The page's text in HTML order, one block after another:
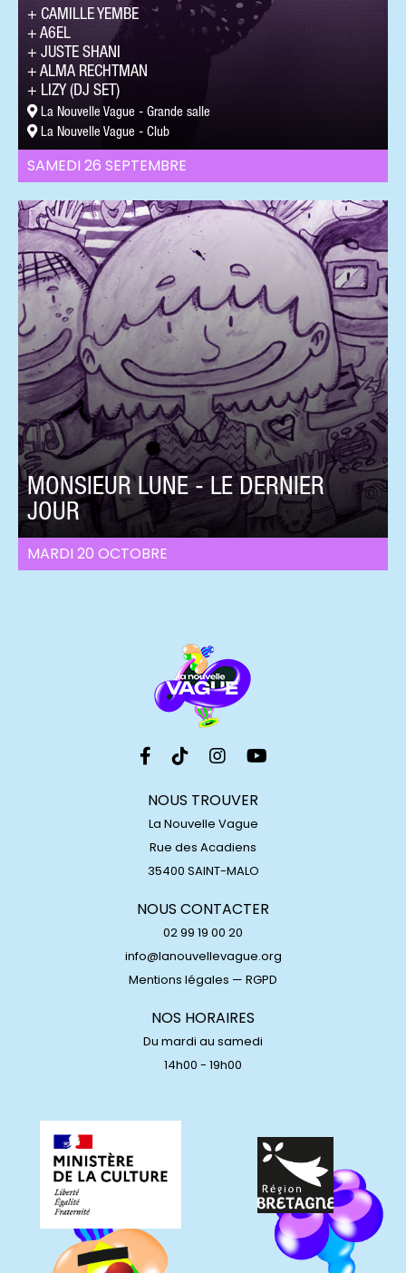
SAMEDI 26 SEPTEMBRE
CAMILLE YEMBE
A6EL
JUSTE SHANI
ALMA RECHTMAN
LIZY (DJ SET)
La Nouvelle Vague - Grande salle
La Nouvelle Vague - Club
MARDI 20 OCTOBRE
MONSIEUR LUNE - LE DERNIER
JOUR
NOUS TROUVER
La Nouvelle Vague
Rue des Acadiens
35400 SAINT-MALO
NOUS CONTACTER
02 99 19 00 20
info@lanouvellevague.org
Mentions légales — RGPD
NOS HORAIRES
Du mardi au samedi
14h00 - 19h00